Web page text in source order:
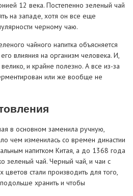
12 века. Постепенно зеленый чай
на западе, хотя он все еще
черному чаю.
чайного напитка объясняется
влияния на организм человека. И,
и крайне полезно. А все из-за
или же вообще не
в основном заменила ручную,
чем изменилась со времен династии
напитком Китая, а до 1368 года
зеленый чай. Черный чай, и чаи с
стали производить для того,
хранить и чтобы